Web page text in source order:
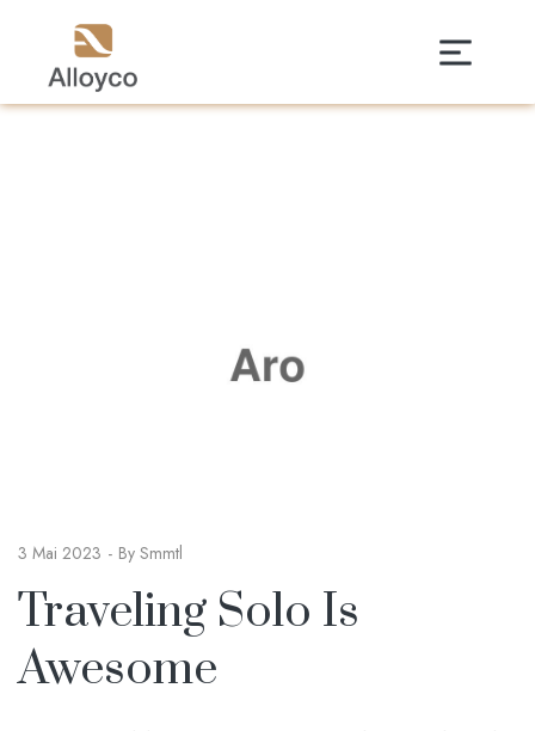
3 Mai 2023 By Smmtl
Traveling Solo Is
Awesome